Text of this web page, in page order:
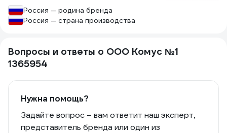
Россия — родина бренда
Россия — страна производства
Вопросы и ответы о ООО Комус №1
1365954
Нужна помощь?
Задайте вопрос – вам ответит наш эксперт,
представитель бренда или один из